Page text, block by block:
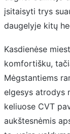
įsitaisyti trys
daugelyje kitų
Kasdienėse
komfortišku,
Mėgstantiems
elgesys atrodys
keliuose CVT
aukštesnėmis